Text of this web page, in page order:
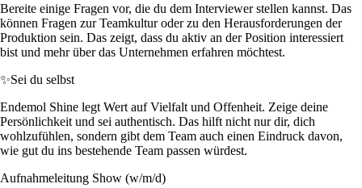
Bereite einige Fragen vor, die du dem Interviewer stellen kannst. Das
können Fragen zur Teamkultur oder zu den Herausforderungen der
Produktion sein. Das zeigt, dass du aktiv an der Position interessiert
bist und mehr über das Unternehmen erfahren möchtest.
✨Sei du selbst
Endemol Shine legt Wert auf Vielfalt und Offenheit. Zeige deine
Persönlichkeit und sei authentisch. Das hilft nicht nur dir, dich
wohlzufühlen, sondern gibt dem Team auch einen Eindruck davon,
wie gut du ins bestehende Team passen würdest.
Aufnahmeleitung Show (w/m/d)